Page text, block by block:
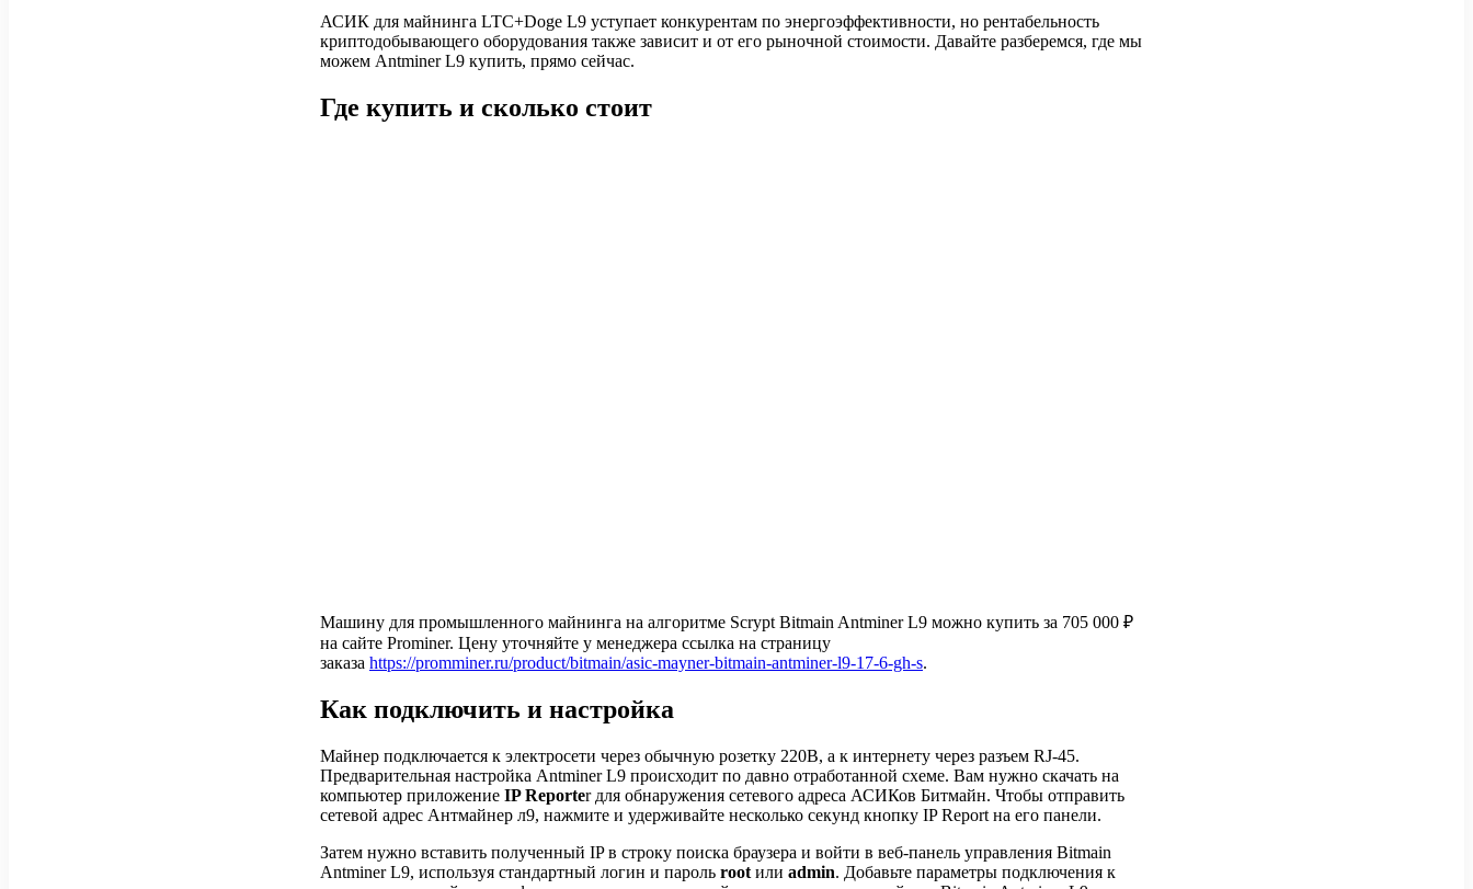
АСИК для майнинга LTC+Doge L9 уступает конкурентам по энергоэффективности, но рентабельность
криптодобывающего оборудования также зависит и от его рыночной стоимости. Давайте разберемся, где мы
можем Antminer L9 купить, прямо сейчас.
Где купить и сколько стоит
Машину для промышленного майнинга на алгоритме Scrypt Bitmain Antminer L9 можно купить за 705 000 ₽
на сайте Prominer. Цену уточняйте у менеджера ссылка на страницу
заказа https://promminer.ru/product/bitmain/asic-mayner-bitmain-antminer-l9-17-6-gh-s.
Как подключить и настройка
Майнер подключается к электросети через обычную розетку 220В, а к интернету через разъем RJ-45.
Предварительная настройка Antminer L9 происходит по давно отработанной схеме. Вам нужно скачать на
компьютер приложение IP Reporter для обнаружения сетевого адреса АСИКов Битмайн. Чтобы отправить
сетевой адрес Антмайнер л9, нажмите и удерживайте несколько секунд кнопку IP Report на его панели.
Затем нужно вставить полученный IP в строку поиска браузера и войти в веб-панель управления Bitmain
Antminer L9, используя стандартный логин и пароль root или admin. Добавьте параметры подключения к